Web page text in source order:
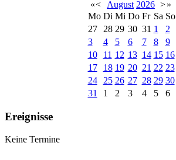
«< August 2026 >»
Mo Di Mi Do Fr Sa So
27
28 29 30 31 1
2
3
4 5 6 7 8
9
10
11 12 13 14 15 16
17
18 19 20 21 22 23
24
25 26 27 28 29 30
31
1 2 3 4 5 6
Ereignisse
Keine Termine